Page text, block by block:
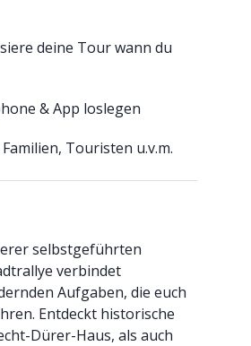
deine Tour wann du
& App loslegen
Touristen u.v.m.
selbstgeführten
verbindet
Aufgaben, die euch
Entdeckt historische
Dürer-Haus, als auch